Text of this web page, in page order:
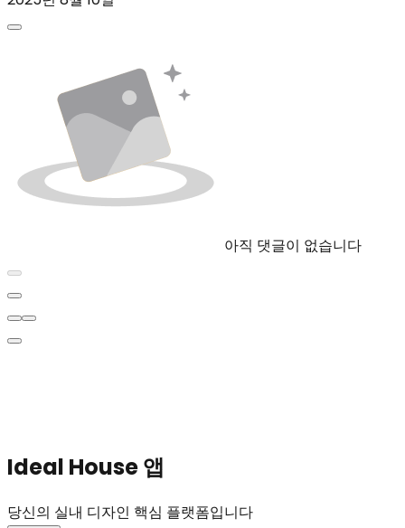
아직 댓글이 없습니다
Ideal House 앱
당신의 실내 디자인 핵심 플랫폼입니다